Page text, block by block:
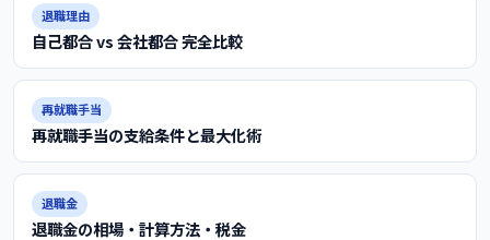
退職理由
自己都合 vs 会社都合 完全比較
再就職手当
再就職手当の支給条件と最大化術
退職金
退職金の相場・計算方法・税金